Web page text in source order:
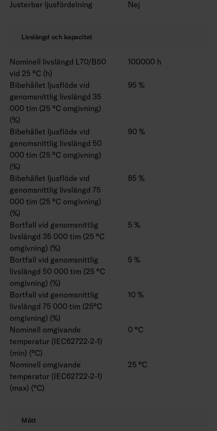
Justerbar ljusfördelning Nej
Livslängd och kapacitet
Nominell livslängd L70/B50
vid 25 °C (h)
100000 h
Bibehållet ljusflöde vid
genomsnittlig livslängd 35
000 tim (25 °C omgivning)
(%)
95 %
Bibehållet ljusflöde vid
genomsnittlig livslängd 50
000 tim (25 °C omgivning)
(%)
90 %
Bibehållet ljusflöde vid
genomsnittlig livslängd 75
000 tim (25 °C omgivning)
(%)
85 %
Bortfall vid genomsnittlig
livslängd 35 000 tim (25 °C
omgivning) (%)
5 %
Bortfall vid genomsnittlig
livslängd 50 000 tim (25 °C
omgivning) (%)
5 %
Bortfall vid genomsnittlig
livslängd 75 000 tim (25°C
omgivning) (%)
10 %
Nominell omgivande
temperatur (IEC62722-2-1)
(min) (°C)
0 °C
Nominell omgivande
temperatur (IEC62722-2-1)
(max) (°C)
25 °C
Mått